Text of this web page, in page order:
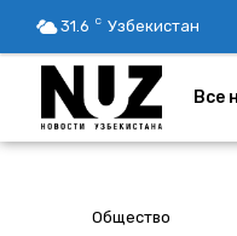
31.6 C Узбекистан
Все
Общество